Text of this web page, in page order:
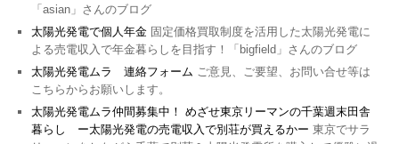
「asian」さんのブログ
太陽光発電で個人年金 固定価格買取制度を活用した太陽光発電に
よる売電収入で年金暮らしを目指す！「bigfield」さんのブログ
太陽光発電ムラ 連絡フォーム ご意見、ご要望、お問い合せ等は
こちらからお願いします。
太陽光発電ムラ仲間募集中！ めざせ東京リーマンの千葉週末田舎
暮らし ー太陽光発電の売電収入で別荘が買えるかー 東京でサラ